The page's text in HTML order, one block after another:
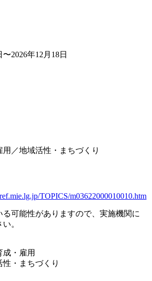
〜2026年12月18日
用／地域活性・まちづくり
TOPICS/m03622000010010.htm
可能性がありますので、実施機関に
。
成・雇用
性・まちづくり